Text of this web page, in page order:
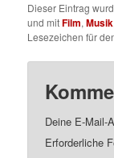
Dieser Eintrag
und mitFilm,Musik
Lesezeichen für
Deine E-Mail-
Erforderliche